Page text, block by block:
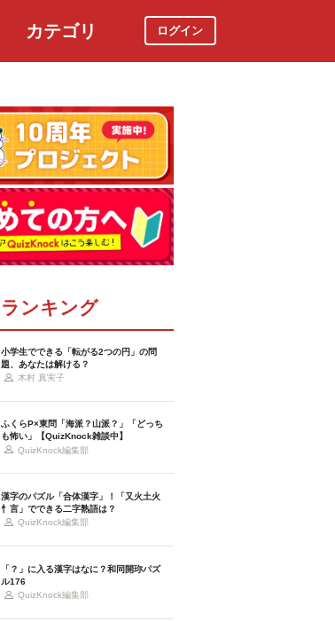
カテゴリ ログイン
ランキング
小学生でできる「転がる2つの円」の問
題、あなたは解ける？
木村 真実子
ふくらP×東問「海派？山派？」「どっち
も怖い」【QuizKnock雑談中】
QuizKnock編集部
漢字のパズル「合体漢字」！「又火土火
忄言」でできる二字熟語は？
QuizKnock編集部
「？」に入る漢字はなに？和同開珎パズ
ル176
QuizKnock編集部